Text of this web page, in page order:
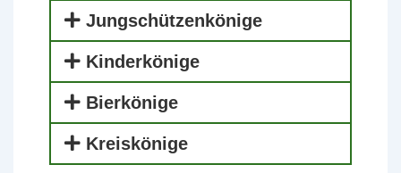
Jungschützenkönige
Kinderkönige
Bierkönige
Kreiskönige